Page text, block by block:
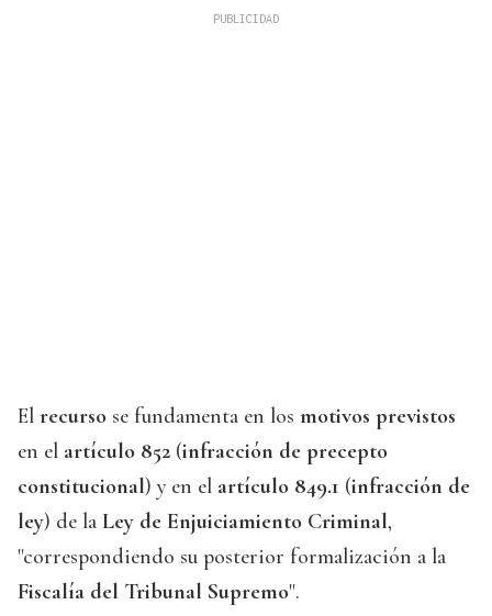
El recurso se fundamenta en los motivos previstos
en el artículo 852 (infracción de precepto
constitucional) y en el artículo 849.1 (infracción de
ley) de la Ley de Enjuiciamiento Criminal,
"correspondiendo su posterior formalización a la
Fiscalía del Tribunal Supremo".